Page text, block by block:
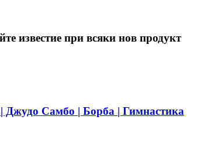
известие при всяки нов продукт
Джудо Самбо | Борба | Гимнастика